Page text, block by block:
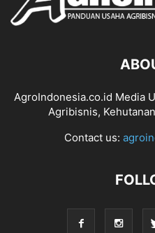
AgroIndonesia.co.id Media
Agribisnis,
Contact us: